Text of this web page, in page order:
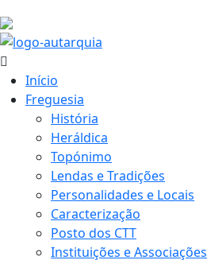
Início
Freguesia
História
Heráldica
Topónimo
Lendas e Tradições
Personalidades e Locais
Caracterização
Posto dos CTT
Instituições e Associações